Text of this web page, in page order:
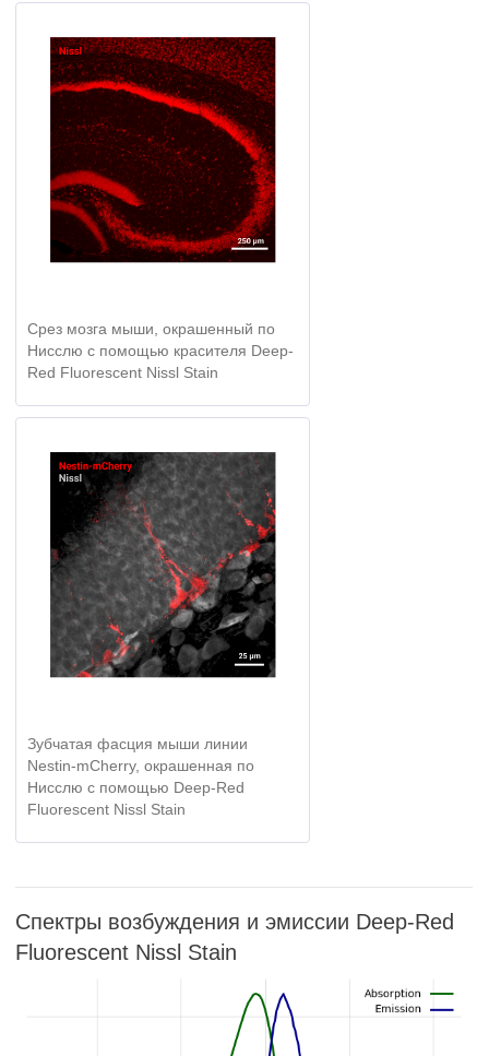
Срез мозга мыши, окрашенный по
Нисслю с помощью красителя Deep-
Red Fluorescent Nissl Stain
Зубчатая фасция мыши линии
Nestin-mCherry, окрашенная по
Нисслю с помощью Deep-Red
Fluorescent Nissl Stain
Спектры возбуждения и эмиссии Deep-Red
Fluorescent Nissl Stain